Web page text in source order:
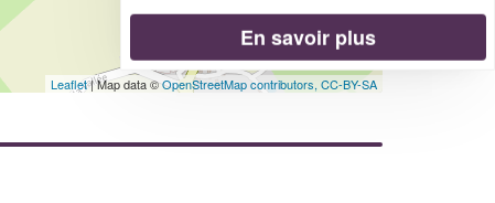
Leaflet| Map data ©OpenStreetMap contributors, CC-BY-SA
En savoir plus